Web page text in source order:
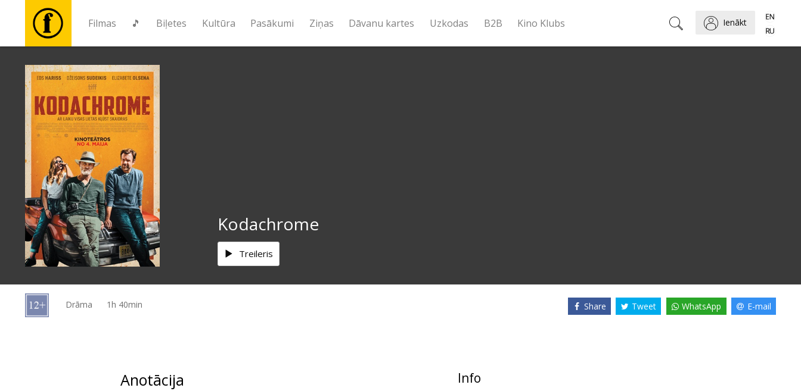
Filmas 🎵 Biļetes Kultūra Pasākumi Ziņas Dāvanu kartes Uzkodas B2B Kino Klubs Ienākt
Filmas
🎵
Biļetes
Kultūra
Pasākumi
Ziņas
kartes
Kodachrome
Treileris
Drāma 1h 40min Share Tweet WhatsApp E-mail
Anotācija Info